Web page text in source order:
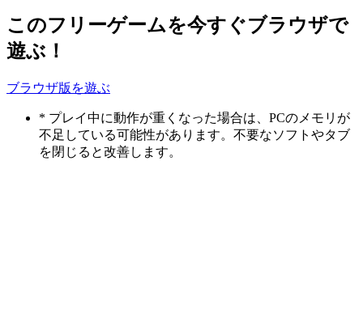
このフリーゲームを今すぐブラウザで
遊ぶ！
ブラウザ版を遊ぶ
* プレイ中に動作が重くなった場合は、PCのメモリが
不足している可能性があります。不要なソフトやタブ
を閉じると改善します。